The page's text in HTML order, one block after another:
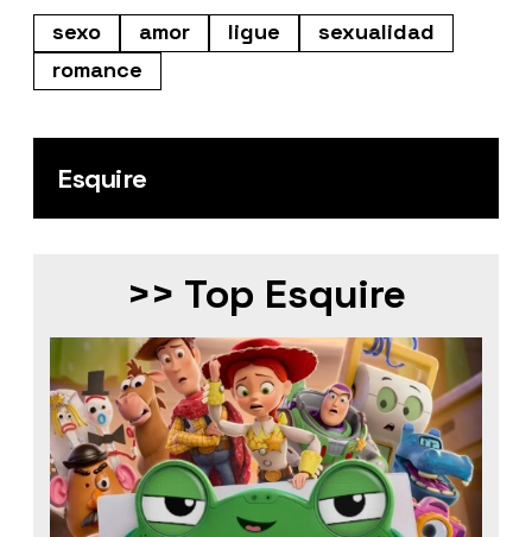
sexo amor ligue
sexualidad
romance
Esquire
>> Top Esquire